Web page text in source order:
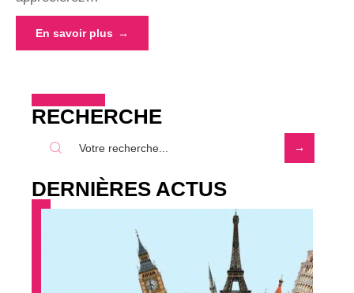
En savoir plus
RECHERCHE
DERNIÈRES ACTUS